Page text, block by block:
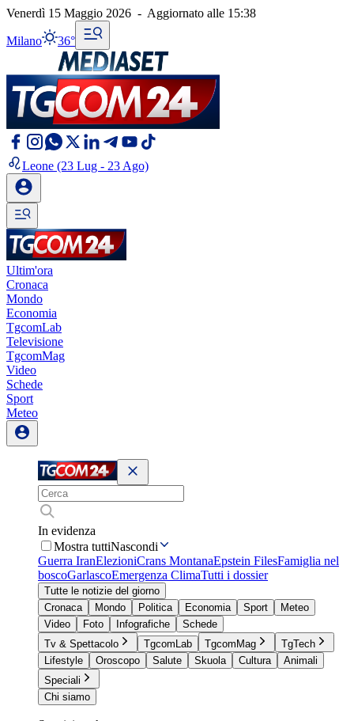
Venerdì 15 Maggio 2026 - Aggiornato alle 15:38
Milano 36°
Leone (23 Lug - 23 Ago)
Ultim'ora
Cronaca
Mondo
Economia
TgcomLab
Televisione
TgcomMag
Video
Schede
Sport
Meteo
In evidenza
Mostra tuttiNascondi
Guerra IranElezioniCrans MontanaEpstein FilesFamiglia nel
boscoGarlascoEmergenza ClimaTutti i dossier
Tutte le notizie del giorno
Cronaca
Mondo Politica Economia Sport
Meteo
Video
Foto Infografiche
Schede
Tv & Spettacolo
TgcomLab TgcomMag
TgTech
Lifestyle
Oroscopo Salute Skuola Cultura
Animali
Speciali
Chi siamo